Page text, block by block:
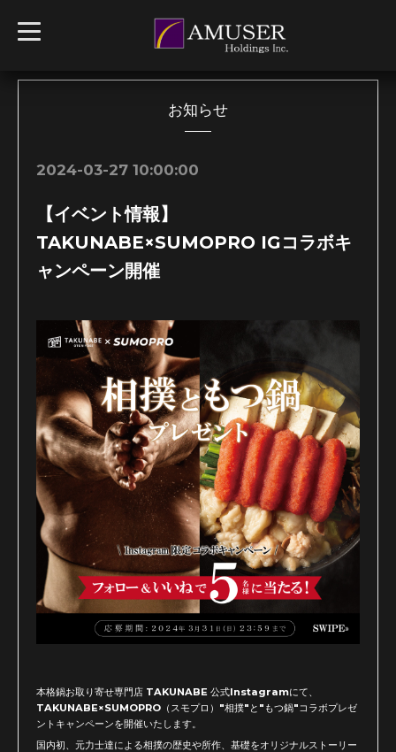
t
o
l
お知らせ
2024-03-27 10:00:00
【イベント情報】
TAKUNABE×SUMOPRO IGコラボキ
ャンペーン開催
本格鍋お取り寄せ専門店 TAKUNABE 公式Instagramにて、
TAKUNABE×SUMOPRO（スモプロ）"相撲"と"もつ鍋"コラボプレゼ
ントキャンペーンを開催いたします。
国内初、元力士達による相撲の歴史や所作、基礎をオリジナルストーリー